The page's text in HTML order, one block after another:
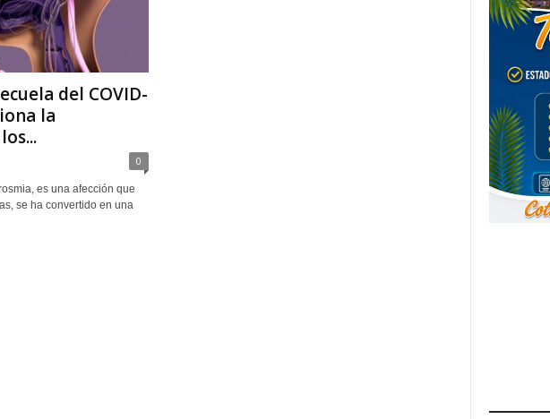
del COVID-
la
0
es una afección que
se ha convertido en una